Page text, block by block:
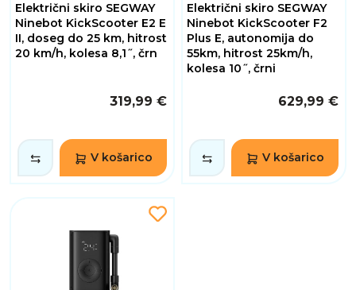
Električni skiro SEGWAY
Ninebot KickScooter E2 E
II, doseg do 25 km, hitrost
20 km/h, kolesa 8,1˝, črn
319,99 €
V košarico
Električni skiro SEGWAY
Ninebot KickScooter F2
Plus E, autonomija do
55km, hitrost 25km/h,
kolesa 10˝, črni
629,99 €
V košarico